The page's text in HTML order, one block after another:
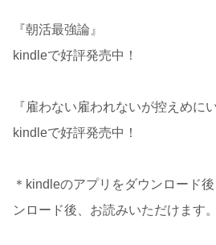
『朝活最強論』
kindleで好評発売中！
『雇わない雇われないが控えめに
kindleで好評発売中！
＊kindleのアプリをダウンロード
ンロード後、お読みいただけます。